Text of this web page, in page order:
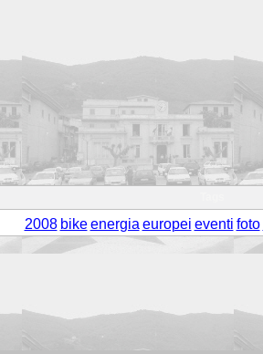
2008 bike energia europei eventi foto